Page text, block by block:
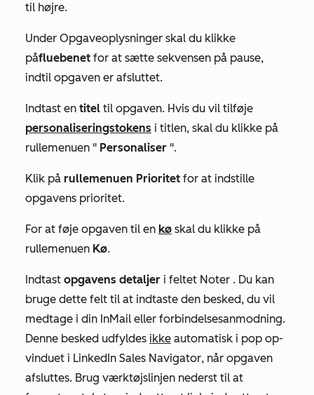
til højre.
Under Opgaveoplysninger skal du klikke
påfluebenet for at sætte sekvensen på pause,
indtil opgaven er afsluttet.
Indtast en titel til opgaven. Hvis du vil tilføje
personaliseringstokens i titlen, skal du klikke på
rullemenuen " Personaliser ".
Klik på rullemenuen Prioritet for at indstille
opgavens prioritet.
For at føje opgaven til en kø skal du klikke på
rullemenuen Kø.
Indtast opgavens detaljer i feltet Noter . Du kan
bruge dette felt til at indtaste den besked, du vil
medtage i din InMail eller forbindelsesanmodning.
Denne besked udfyldes ikke automatisk i pop op-
vinduet i LinkedIn Sales Navigator, når opgaven
afsluttes. Brug værktøjslinjen nederst til at